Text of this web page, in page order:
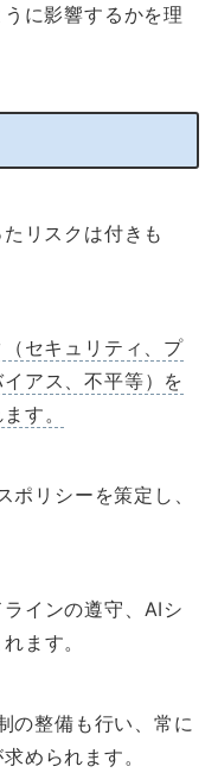
に影響するかを理
リスクは付きも
セキュリティ、プ
アス、不平等）を
す。
リシーを策定し、
インの遵守、AIシ
ます。
の整備も行い、常に
められます。